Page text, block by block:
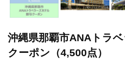
沖縄県那覇市ANAトラ
クーポン（4,500点）